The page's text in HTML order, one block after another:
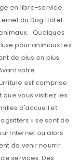
en libre-service.
du Dog Hôtel
Quelques
pour animaux Les
de plus en plus
votre
est comprise
vous visitiez les
d'accueil et
» se sont de
Internet ou alors
de venir nourrir
services. Des